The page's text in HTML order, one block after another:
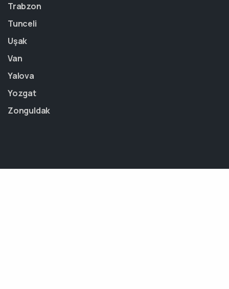
Trabzon
Tunceli
Uşak
Van
Yalova
Yozgat
Zonguldak